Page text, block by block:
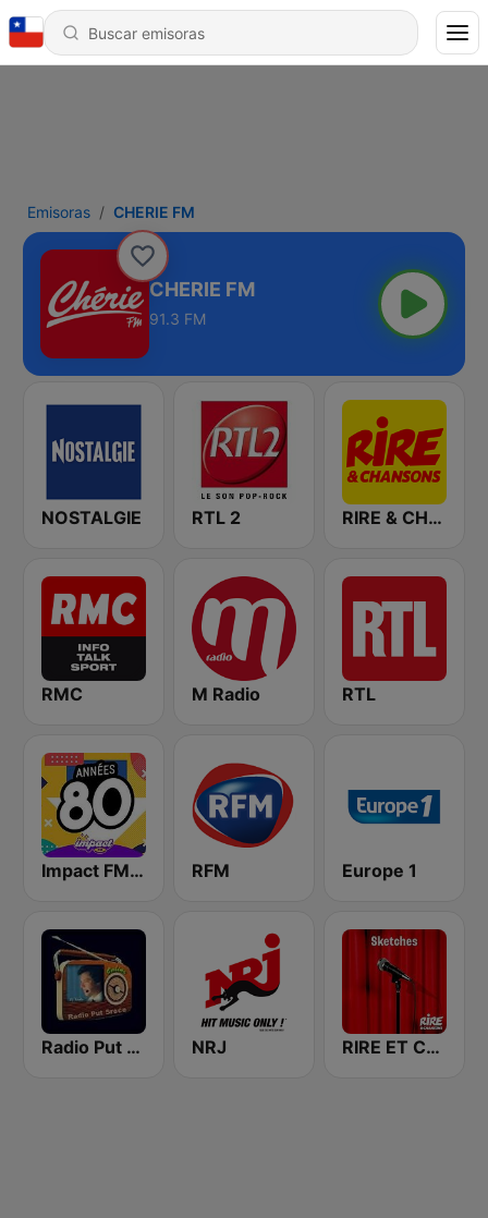
Emisoras CHERIE FM
CHERIE FM
91.3 FM
NOSTALGIE RTL 2 RIRE & CHANSONS
RMC M Radio RTL
Impact FM - Années 80 RFM Europe 1
Radio Put Sreće NRJ RIRE ET CHANSONS SKETCHES